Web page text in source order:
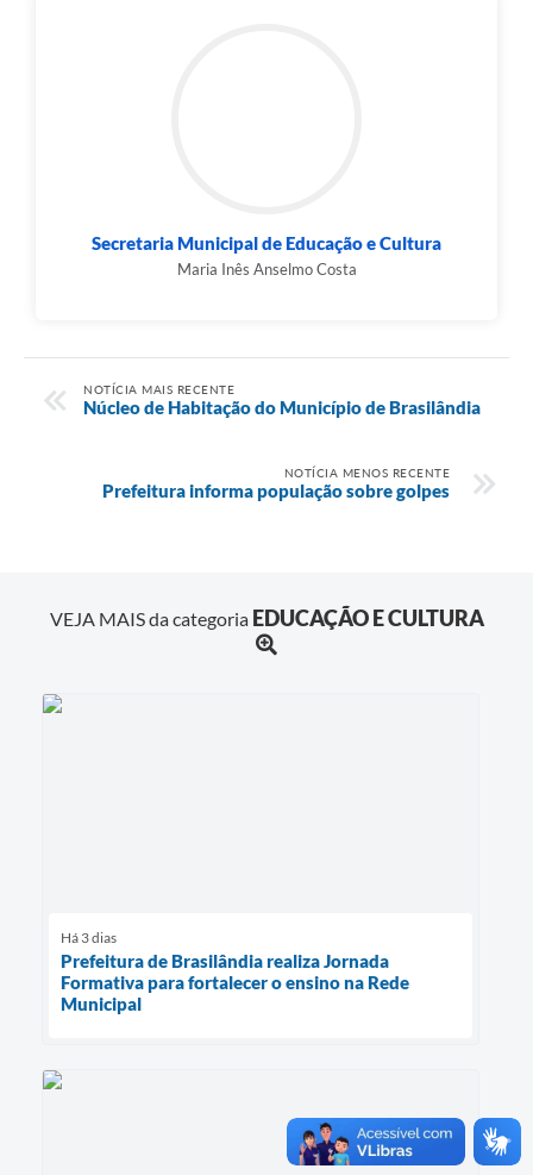
Secretaria Municipal de Educação e Cultura
Maria Inês Anselmo Costa
NOTÍCIA MAIS RECENTE
Núcleo de Habitação do Município de Brasilândia
NOTÍCIA MENOS RECENTE
Prefeitura informa população sobre golpes
VEJA MAIS da categoria EDUCAÇÃO E CULTURA
Há 3 dias
Prefeitura de Brasilândia realiza Jornada
Formativa para fortalecer o ensino na Rede
Municipal